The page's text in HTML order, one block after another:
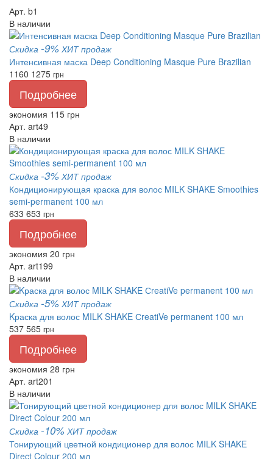
Арт. b1
В наличии
Скидка -9% ХИТ продаж
Интенсивная маска Deep Conditioning Masque Pure Brazilian
1160 1275 грн
Подробнее
экономия 115 грн
Арт. art49
В наличии
Скидка -3% ХИТ продаж
Кондиционирующая краска для волос MILK SHAKE Smoothies
semi-permanent 100 мл
633 653 грн
Подробнее
экономия 20 грн
Арт. art199
В наличии
Скидка -5% ХИТ продаж
Kраска для волос MILK SHAKE СreatiVe permanent 100 мл
537 565 грн
Подробнее
экономия 28 грн
Арт. art201
В наличии
Скидка -10% ХИТ продаж
Тонирующий цветной кондиционер для волос MILK SHAKE
Direct Colour 200 мл